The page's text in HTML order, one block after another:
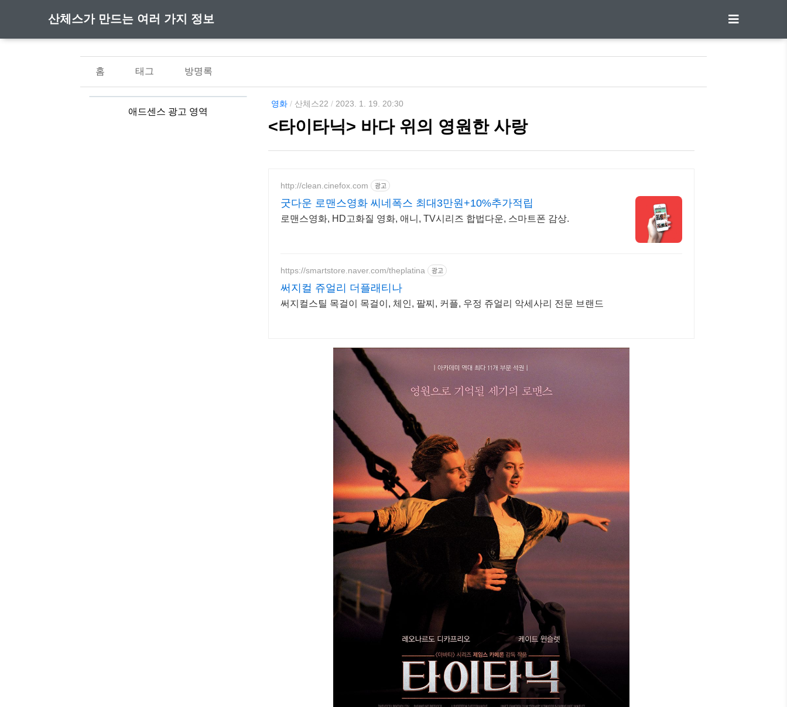
산체스가 만드는 여러 가지 정보
홈 태그 방명록
영화 / 산체스22 / 2023. 1. 19. 20:30
<타이타닉> 바다 위의 영원한 사랑
http://clean.cinefox.com 광고
굿다운 로맨스영화 씨네폭스 최대3만원+10%추가적립
로맨스영화, HD고화질 영화, 애니, TV시리즈 합법다운, 스마트폰 감상.
https://smartstore.naver.com/theplatina 광고
써지컬 쥬얼리 더플래티나
써지컬스틸 목걸이 목걸이, 체인, 팔찌, 커플, 우정 쥬얼리 악세사리 전문 브랜드
애드센스 광고 영역